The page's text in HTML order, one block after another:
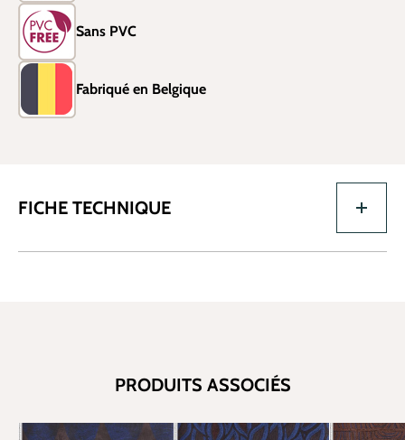
Sans PVC
Fabriqué en Belgique
FICHE TECHNIQUE
PRODUITS ASSOCIÉS